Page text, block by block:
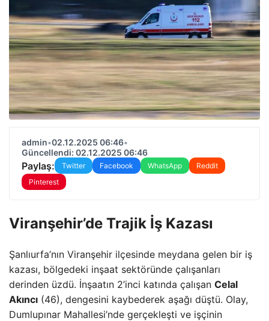
admin•02.12.2025 06:46•
Güncellendi: 02.12.2025 06:46
Paylaş: Twitter Facebook WhatsApp
Reddit
Pinterest
Viranşehir’de Trajik İş Kazası
Şanlıurfa’nın Viranşehir ilçesinde meydana gelen bir iş
kazası, bölgedeki inşaat sektöründe çalışanları
derinden üzdü. İnşaatın 2’inci katında çalışan Celal
Akıncı (46), dengesini kaybederek aşağı düştü. Olay,
Dumlupınar Mahallesi’nde gerçekleşti ve işçinin